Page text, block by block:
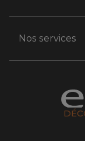
Nos services